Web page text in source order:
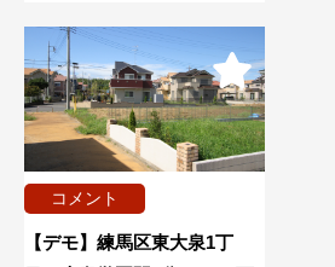
コメント
【デモ】練馬区東大泉1丁